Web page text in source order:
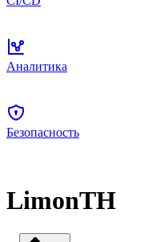
Аналитика
Безопасность
LimonTH